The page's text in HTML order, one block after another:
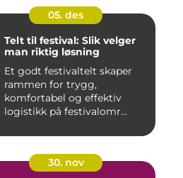
05. des
Telt til festival: Slik velger
man riktig løsning
Et godt festivaltelt skaper
rammen for trygg,
komfortabel og effektiv
logistikk på festivalomr...
30. nov